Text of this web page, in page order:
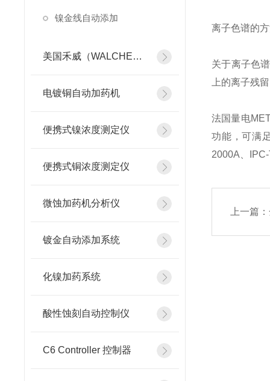
镍金线自动添加
美国禾威（WALCHEM）自动添加控制器
电镀铜自动加药机
便携式镍浓度测定仪
便携式铜浓度测定仪
微蚀加药机分析仪
镀金自动添加系统
化镍加药系统
酸性蚀刻自动控制仪
C6 Controller 控制器
离子色谱的
关于离子色
上的离子残
法国量电
功能，可满
2000A、
上一篇：